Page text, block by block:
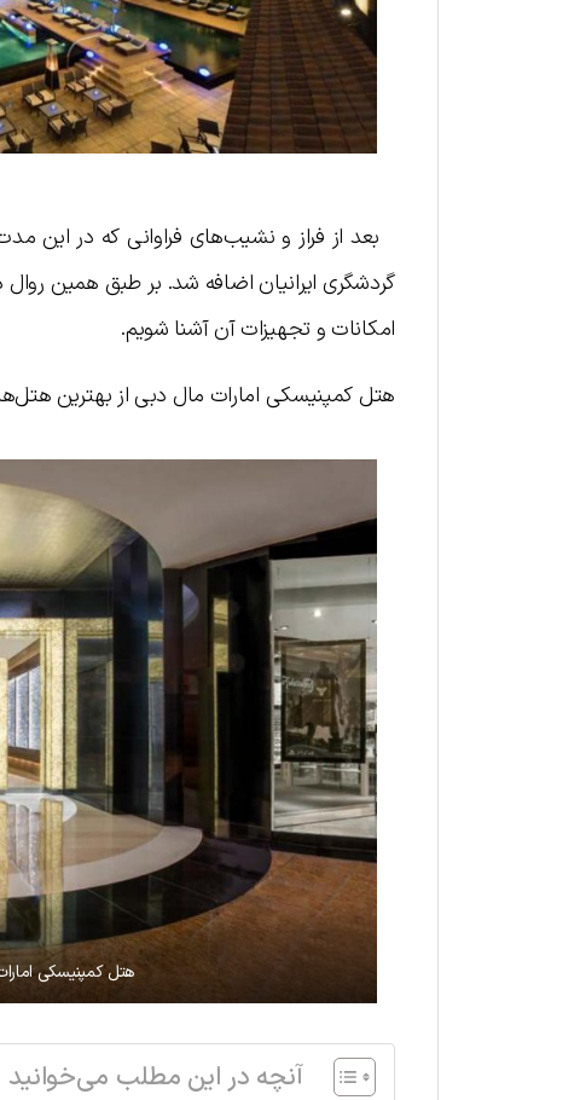
بعد از فراز و نشیب‌های فراوانی که در این
گردشگری ایرانیان اضافه شد. بر طبق همین
امکانات و تجهیزات آن آشنا شویم.
هتل کمپنیسکی امارات مال دبی از بهترین
هتل کمپنیسکی
آنچه در این مطلب می‌خوانید